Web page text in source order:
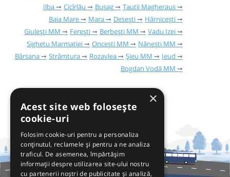
Ilba
Cicîrlău Bușag
Tautii Magheraus
Baia Mare
Mara Desești
Hărnicești
Giulești MM
Ferești Berbești MM
Vadu Izei
Sighetu Marmației
Oncești MM
Nănești MM
Bârsana
Strâmtura Rozavlea Șieu MM
Ieud
Bogdan Vodă MM
×
Acest site web folosește
cookie-uri
Folosim cookie-uri pentru a personaliza
conținutul, reclamele și pentru a ne analiza
traficul. De asemenea, împărtășim
informații despre utilizarea site-ului nostru
cu partenerii noștri de publicitate și analiză,